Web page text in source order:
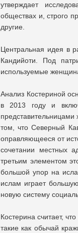
утверждает
обществах и, строго
другие.
Центральная идея в
Кандийоти. Под
используемые
Анализ Костериной
в 2013 году и
представительницами
том, что Северный
оправляющееся от
сочетании местных
третьим элементом
большой упор на
ислам играет
новую систему
Костерина считает,
такие как обычай